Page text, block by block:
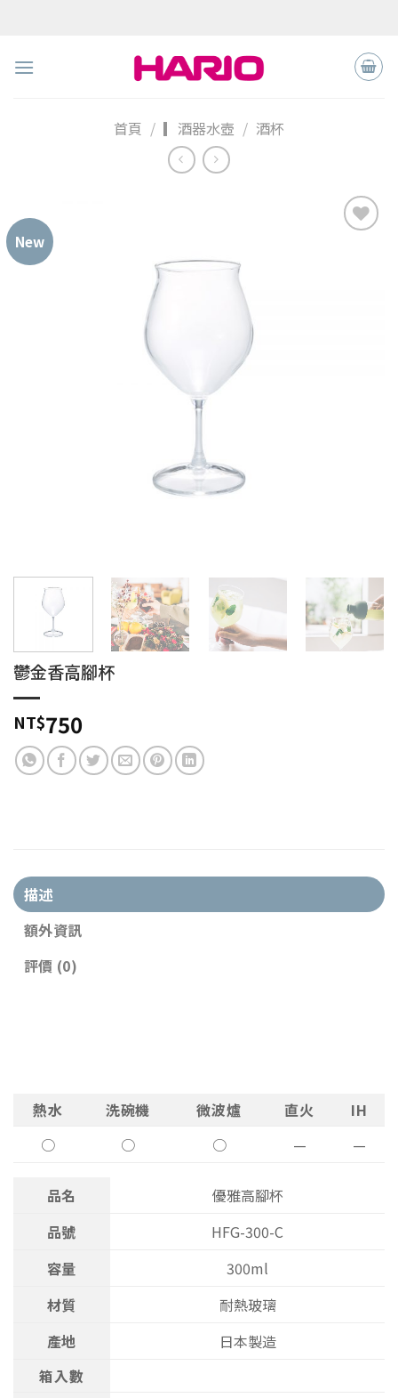
首頁 / ▎酒器水壺 / 酒杯
New
鬱金香高腳杯
NT$750
描述
額外資訊
評價 (0)
熱水 洗碗機 微波爐 直火
IH
○
○ ○ — —
品名
優雅高腳杯
品號
HFG-300-C
容量
300ml
材質
耐熱玻璃
產地
日本製造
箱入數